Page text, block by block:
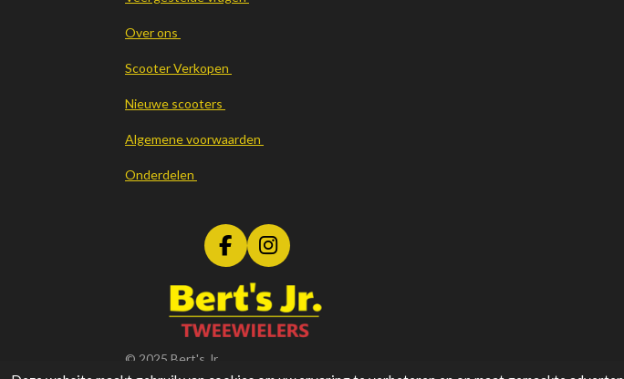
Over ons
Scooter Verkopen
Nieuwe scooters
Algemene voorwaarden
Onderdelen
F
a
c
e
b
o
I
n
s
t
a
r
© 2025 Bert's Jr